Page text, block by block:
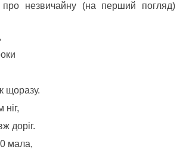
про незвичайну (на перший погляд)
щоразу.
доріг.
мала,